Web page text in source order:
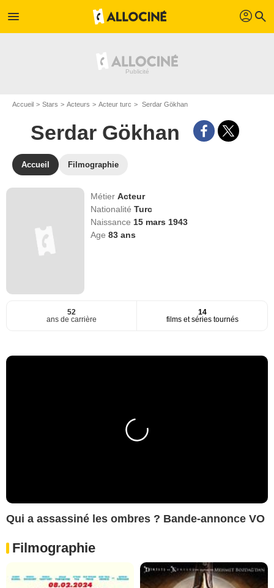
menu profil search
Accueil Stars Acteurs Acteur turc Serdar Gökhan
Serdar Gökhan
Accueil Filmographie
MétierActeur
NationalitéTurc
Naissance 15 mars 1943
Age83 ans
52
ans de carrière
14
films et séries tournés
Qui a assassiné les ombres ? Bande-annonce VO
Filmographie